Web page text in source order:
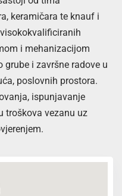
keramičara te knauf i
i mehanizacijom
grube i završne radove u
poslovnih prostora.
ispunjavanje
troškova vezanu uz